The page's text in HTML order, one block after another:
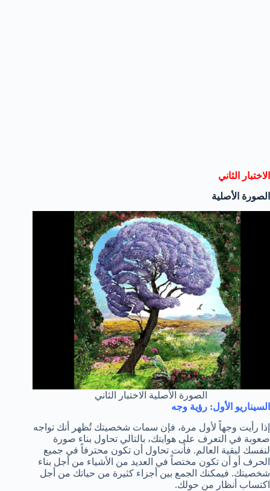
الاختبار الثاني
الصورة الأصلية
الصورة الأصلية الاختبار الثاني
السيناريو الأول: رؤية وجه
إذا رأيت وجهاً لأول مرة، فإن سمات شخصيتك تُظهر أنك تواجه
صعوبة في التعرف على هوايتك، بالتالي تحاول بناء صورة
لنفسك لبقية العالم. فأنت تحاول أن تكون محترفاً في جميع
الحرف أو أن تكون مختصاً في العديد من الأشياء من أجل بناء
شخصيتك. فيمكنك الجمع بين أجزاء كثيرة من حياتك من أجل
اكتساب أنظار من حولك.